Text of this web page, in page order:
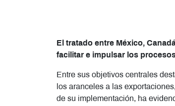
El tratado entre México,
facilitar e impulsar los
Entre sus objetivos centrales
los aranceles a las
de su implementación, ha